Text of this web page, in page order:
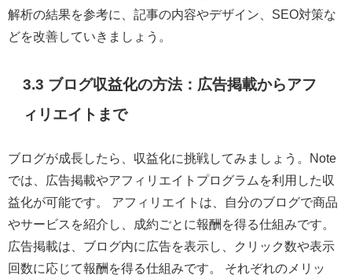
解析の結果を参考に、記事の内容やデザイン、SEO対策な
どを改善していきましょう。
3.3 ブログ収益化の方法：広告掲載からアフ
ィリエイトまで
ブログが成長したら、収益化に挑戦してみましょう。Note
では、広告掲載やアフィリエイトプログラムを利用した収
益化が可能です。 アフィリエイトは、自分のブログで商品
やサービスを紹介し、成約ごとに報酬を得る仕組みです。
広告掲載は、ブログ内に広告を表示し、クリック数や表示
回数に応じて報酬を得る仕組みです。 それぞれのメリッ